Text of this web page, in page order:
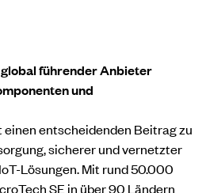
führender Anbieter
und
entscheidenden Beitrag zu
sicherer und vernetzter
Lösungen. Mit rund 50.000
SE in über 90 Ländern